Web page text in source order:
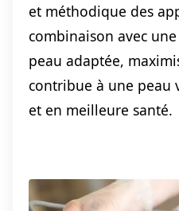
et méthodique des
combinaison avec
peau adaptée,
contribue à une peau
et en meilleure santé.